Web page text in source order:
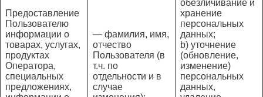
Предоставление
Пользователю
информации о
товарах, услугах,
продуктах
Оператора,
специальных
предложениях,
— фамилия, имя,
отчество
Пользователя (в
т.ч. по
отдельности и в
случае
обезличивание и
хранение
персональных
данных;
b) уточнение
(обновление,
изменение)
персональных
данных,